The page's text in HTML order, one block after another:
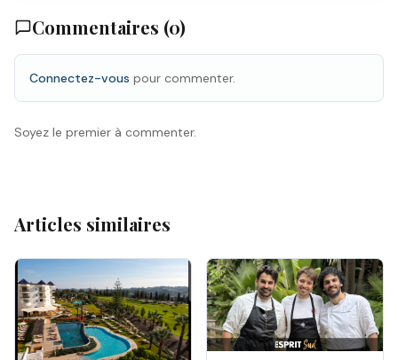
Commentaires (0)
Connectez-vous pour commenter.
Soyez le premier à commenter.
Articles similaires